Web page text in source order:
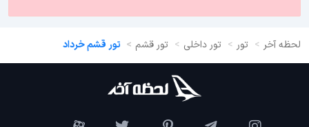
لحظه آخر تور تور داخلی تور قشم تور قشم خرداد